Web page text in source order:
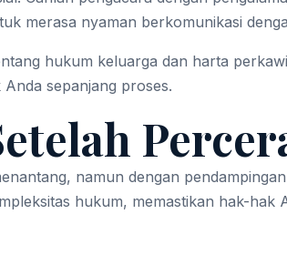
merasa nyaman berkomunikasi
hukum keluarga dan harta
sepanjang proses.
namun dengan
hukum, memastikan hak-hak